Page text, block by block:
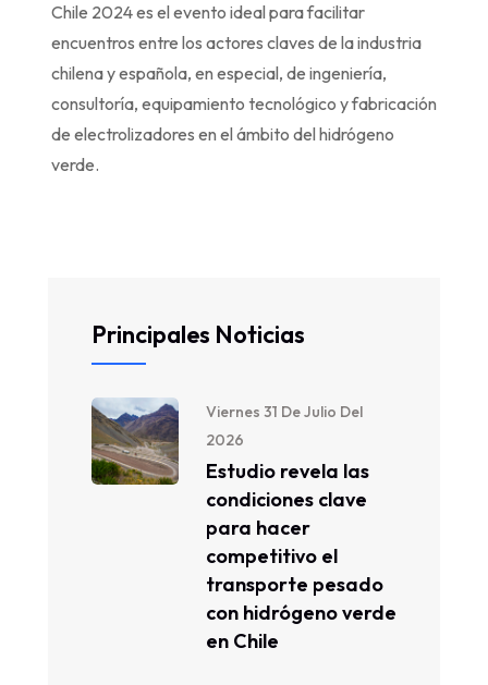
Chile 2024 es el evento ideal para facilitar
encuentros entre los actores claves de la industria
chilena y española, en especial, de ingeniería,
consultoría, equipamiento tecnológico y fabricación
de electrolizadores en el ámbito del hidrógeno
verde.
Principales Noticias
Viernes 31 De Julio Del
2026
Estudio revela las
condiciones clave
para hacer
competitivo el
transporte pesado
con hidrógeno verde
en Chile